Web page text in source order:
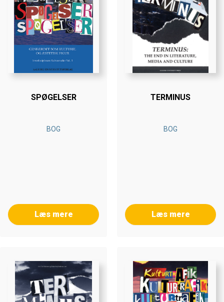
SPØGELSER
BOG
Læs mere
TERMINUS
BOG
Læs mere